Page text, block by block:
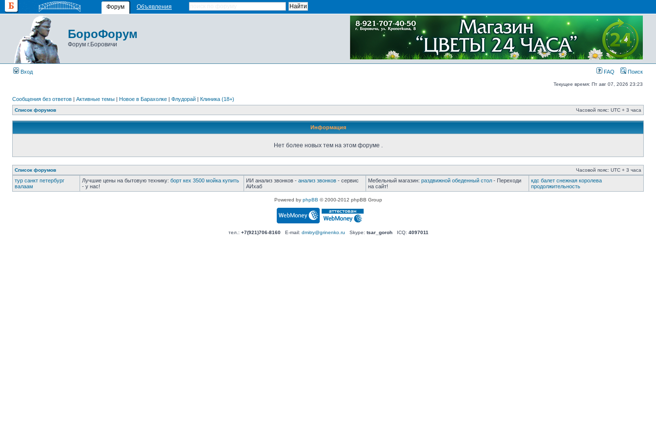
Форум Объявления
БороФорум
Форум г.Боровичи
Вход FAQ Поиск
Текущее время: Пт авг 07, 2026 23:23
Сообщения без ответов | Активные темы | Новое в Барахолке | Флудорай | Клиника (18+)
Список форумов Часовой пояс: UTC + 3 часа
Информация
Нет более новых тем на этом форуме .
Список форумов Часовой пояс: UTC + 3 часа
тур санкт петербург
валаам
Лучшие цены на бытовую технику: борт кех 3500 мойка купить
- у нас!
ИИ анализ звонков - анализ звонков - сервис
АИхаб
Мебельный магазин: раздвижной обеденный стол - Переходи
на сайт!
кдс балет снежная королева
продолжительность
Powered by phpBB © 2000-2012 phpBB Group
тел.: +7(921)706-8160E-mail: dmitry@grinenko.ru Skype: tsar_gorohICQ: 4097011